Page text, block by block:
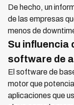
De hecho, un
de las empresas
menos de
Su influencia
software de
El software de
motor que
aplicaciones que